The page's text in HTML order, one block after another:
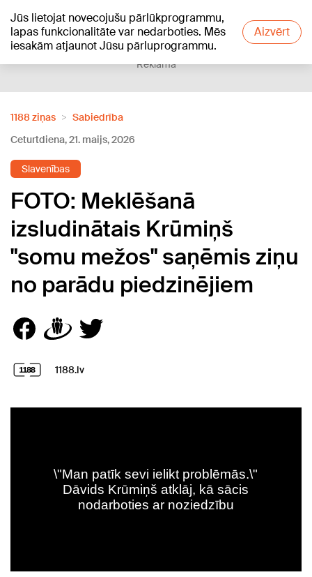
Jūs lietojat novecojušu pārlūkprogrammu,
lapas funkcionalitāte var nedarboties. Mēs
iesakām atjaunot Jūsu pārluprogrammu.
Aizvērt
+15°C
Reklāma
1188 ziņas
Sabiedrība
Ceturtdiena, 21. maijs, 2026
Slavenības
FOTO: Meklēšanā
izsludinātais Krūmiņš
"somu mežos" saņēmis ziņu
no parādu piedzinējiem
1188.lv